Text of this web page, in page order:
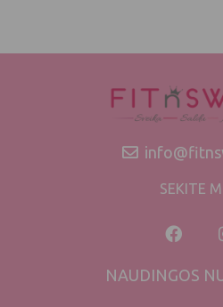
SEKITE
NAUDINGOS